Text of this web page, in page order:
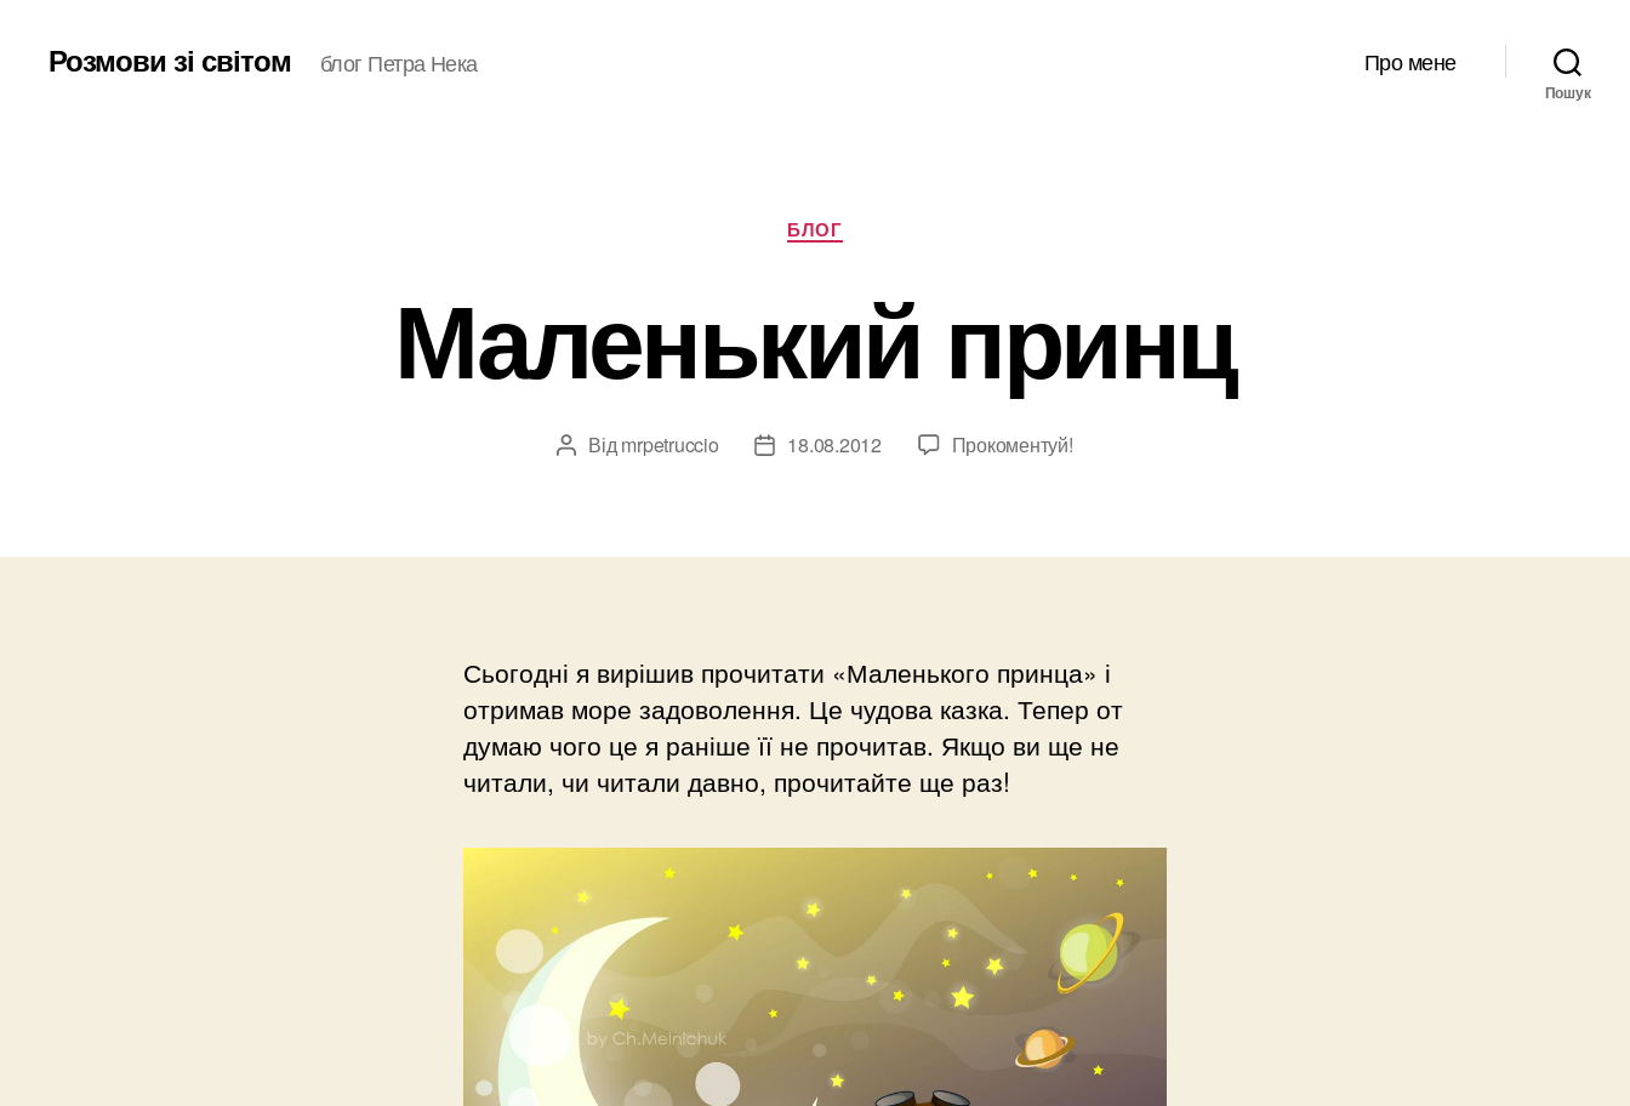
Розмови зі світом блог Петра Нека Про мене
Пошук
Категорії
БЛОГ
Маленький принц
Автор
Від mrpetruccio
Дата18.08.2012 Прокоментуй!
Сьогодні я вирішив прочитати «Маленького принца» і
отримав море задоволення. Це чудова казка. Тепер от
думаю чого це я раніше її не прочитав. Якщо ви ще не
читали, чи читали давно, прочитайте ще раз!